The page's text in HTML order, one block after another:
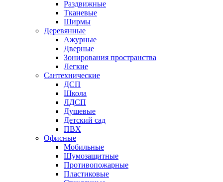
Раздвижные
Тканевые
Ширмы
Деревянные
Ажурные
Дверные
Зонирования пространства
Легкие
Сантехнические
ДСП
Школа
ЛДСП
Душевые
Детский сад
ПВХ
Офисные
Мобильные
Шумозащитные
Противопожарные
Пластиковые